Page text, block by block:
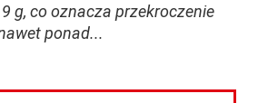
g, co oznacza przekroczenie
ponad...